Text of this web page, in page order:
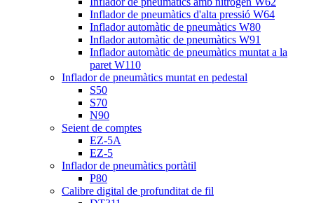
Inflador de pneumàtics d'alta pressió W64
Inflador automàtic de pneumàtics W80
Inflador automàtic de pneumàtics W91
Inflador automàtic de pneumàtics muntat a la
paret W110
Inflador de pneumàtics muntat en pedestal
S50
S70
N90
Seient de comptes
EZ-5A
EZ-5
Inflador de pneumàtics portàtil
P80
Calibre digital de profunditat de fil